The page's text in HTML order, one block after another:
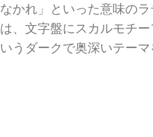
なかれ」といった意味の
は、文字盤にスカルモチ
いうダークで奥深いテーマ